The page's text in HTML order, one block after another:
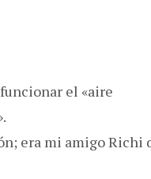
el «aire
era mi amigo Richi